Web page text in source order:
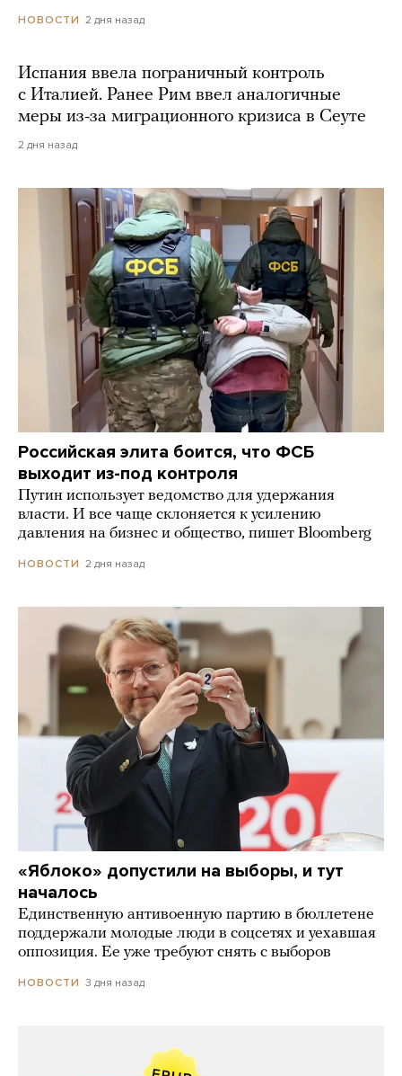
НОВОСТИ 2 дня назад
Испания ввела пограничный контроль
с Италией. Ранее Рим ввел аналогичные
меры из-за миграционного кризиса в Сеуте
2 дня назад
Российская элита боится, что ФСБ
выходит из-под контроля
Путин использует ведомство для удержания
власти. И все чаще склоняется к усилению
давления на бизнес и общество, пишет Bloomberg
НОВОСТИ 2 дня назад
«Яблоко» допустили на выборы, и тут
началось
Единственную антивоенную партию в бюллетене
поддержали молодые люди в соцсетях и уехавшая
оппозиция. Ее уже требуют снять с выборов
НОВОСТИ 3 дня назад